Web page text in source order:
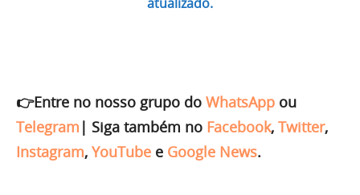
👉Entre no nosso grupo do WhatsApp ou
Telegram | Siga também no Facebook, Twitter,
Instagram, YouTube e Google News.